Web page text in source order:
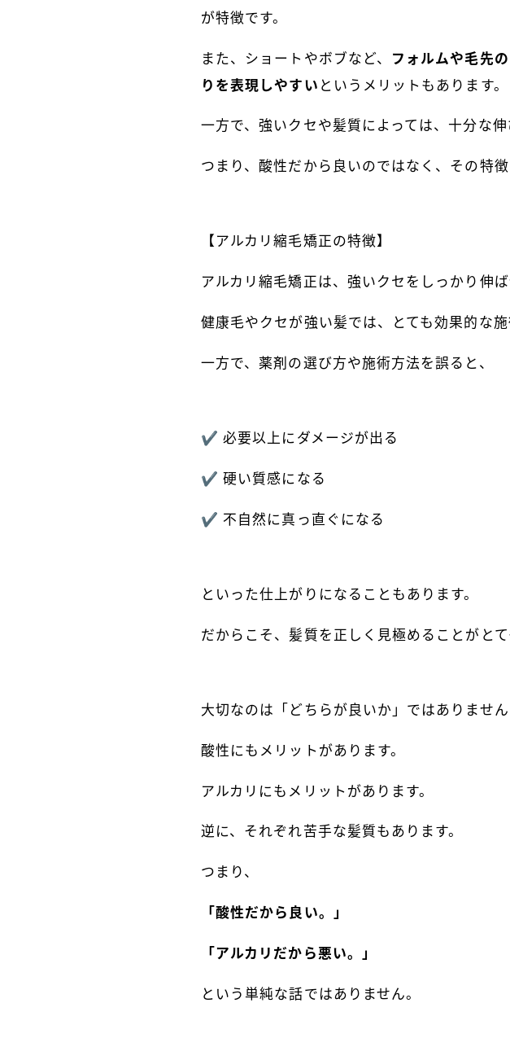
が特徴です。
また、ショートやボブなど、 フォルムや毛先
りを表現しやすい というメリットもあります。
一方で、強いクセや髪質によっては、十分な
つまり、酸性だから良いのではなく、その特
【アルカリ縮毛矯正の特徴】
アルカリ縮毛矯正は、強いクセをしっかり伸
健康毛やクセが強い髪では、とても効果的な施
一方で、薬剤の選び方や施術方法を誤ると、
✔ 必要以上にダメージが出る
✔ 硬い質感になる
✔ 不自然に真っ直ぐになる
といった仕上がりになることもあります。
だからこそ、髪質を正しく見極めることがとて
大切なのは「どちらが良いか」ではありません
酸性にもメリットがあります。
アルカリにもメリットがあります。
逆に、それぞれ苦手な髪質もあります。
つまり、
「酸性だから良い。」
「アルカリだから悪い。」
という単純な話ではありません。